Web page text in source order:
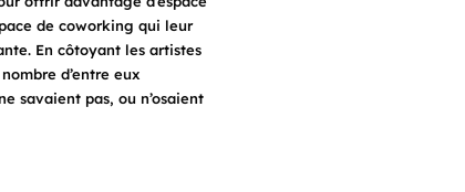
de coworking qui leur
En côtoyant les artistes
d’entre eux
savaient pas, ou n’osaient